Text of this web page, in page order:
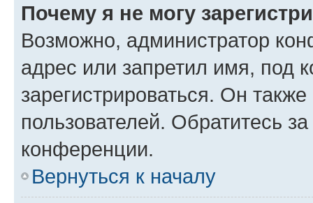
Почему я не могу
Возможно, администратор
адрес или запретил имя, под
зарегистрироваться. Он
пользователей. Обратитесь
конференции.
Вернуться к началу